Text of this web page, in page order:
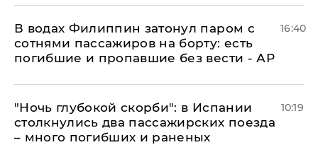
В водах Филиппин затонул паром с
сотнями пассажиров на борту: есть
погибшие и пропавшие без вести - АР
16:40
"Ночь глубокой скорби": в Испании
столкнулись два пассажирских поезда
– много погибших и раненых
10:19